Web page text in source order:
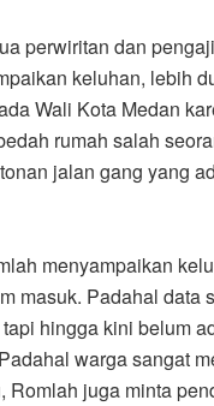
perwiritan dan
keluhan, lebih
Wali Kota Medan
rumah salah
jalan gang yang
menyampaikan
masuk. Padahal data
hingga kini belum
warga sangat
Romlah juga minta